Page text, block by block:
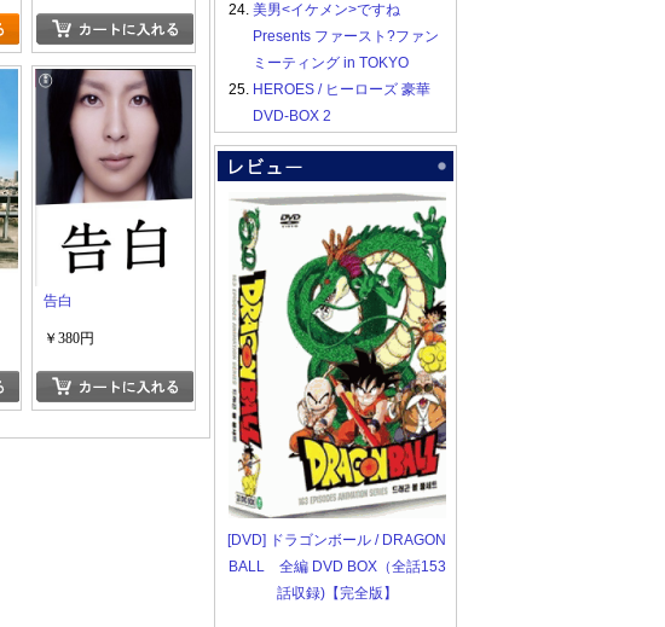
告白
￥380円
24. 美男<イケメン>ですね
Presents ファースト?ファン
ミーティング in TOKYO
25. HEROES / ヒーローズ 豪華
DVD-BOX 2
[DVD] ドラゴンボール / DRAGON
BALL 全編 DVD BOX（全話153
話収録)【完全版】